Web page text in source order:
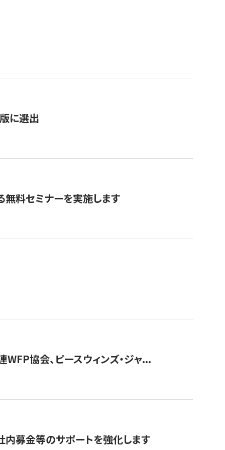
に選出
無料セミナーを実施します
協会、ピースウィンズ・ジャ...
内募金等のサポートを強化します